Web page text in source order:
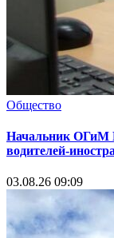
Общество
Начальник ОГиМ
водителей-
03.08.26 09:09